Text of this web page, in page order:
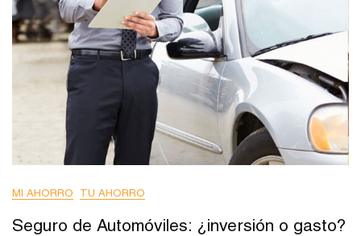
MI AHORRO TU AHORRO
Seguro de Automóviles: ¿inversión o gasto?